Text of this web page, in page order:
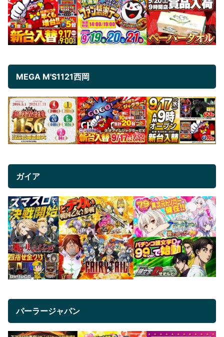
MEGA M'S1121西岡
ガイア
パーラージャパン